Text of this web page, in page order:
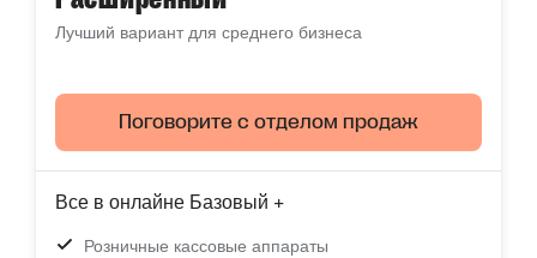
Лучший вариант для среднего бизнеса
Поговорите с отделом продаж
Все в онлайне Базовый +
Розничные кассовые аппараты